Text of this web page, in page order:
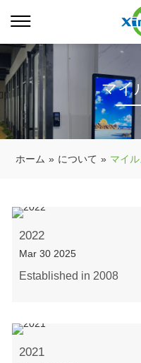
マイ
ホーム » について » マイ
2022
Mar 30 2025
Established in 2008
2021